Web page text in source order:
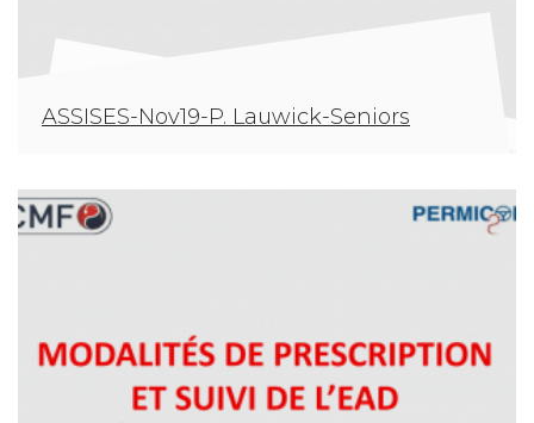
ASSISES-Nov19-P. Lauwick-Seniors